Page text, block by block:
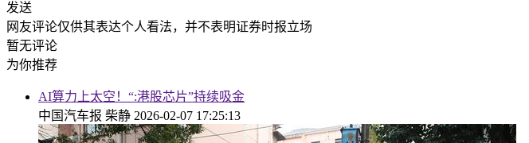
发送
网友评论仅供其表达个人看法，并不表明证券时报立场
暂无评论
为你推荐
AI算力上太空！“:港股芯片”持续吸金
中国汽车报 柴静 2026-02-07 17:25:13